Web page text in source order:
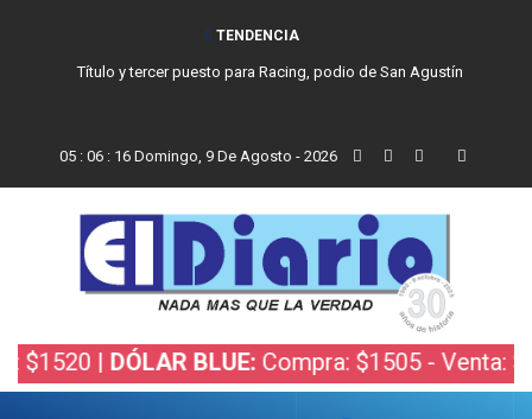
TENDENCIA
San Cayetano, el trabajo y una nueva etapa para la comunidad católica
05 : 06 : 17 Domingo, 9 De Agosto - 2026
| DÓLAR BLUE:Compra: $1505 - Venta: $1525